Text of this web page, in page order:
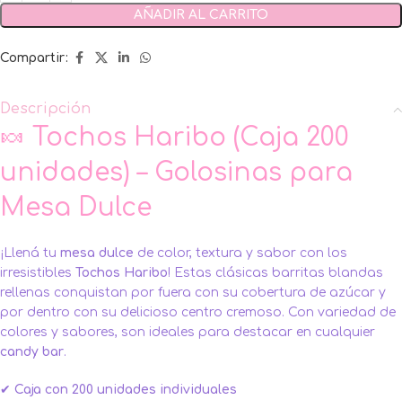
AÑADIR AL CARRITO
Compartir:
Descripción
🍬 Tochos Haribo (Caja 200
unidades) – Golosinas para
Mesa Dulce
¡Llená tu mesa dulce de color, textura y sabor con los
irresistibles Tochos Haribo! Estas clásicas barritas blandas
rellenas conquistan por fuera con su cobertura de azúcar y
por dentro con su delicioso centro cremoso. Con variedad de
colores y sabores, son ideales para destacar en cualquier
candy bar.
✔ Caja con 200 unidades individuales